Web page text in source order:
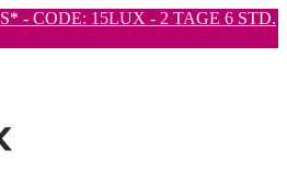
- CODE: 15LUX - 2 TAGE 6 STD.